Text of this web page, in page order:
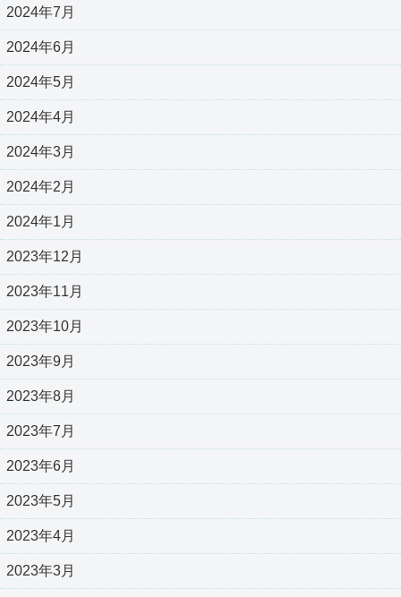
2024年7月
2024年6月
2024年5月
2024年4月
2024年3月
2024年2月
2024年1月
2023年12月
2023年11月
2023年10月
2023年9月
2023年8月
2023年7月
2023年6月
2023年5月
2023年4月
2023年3月